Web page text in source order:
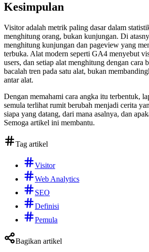
Kesimpulan
Visitor adalah metrik paling dasar dalam
menghitung orang, bukan kunjungan. Di
menghitung kunjungan dan pageview yang
terbuka. Alat modern seperti GA4 menyebut
users, dan setiap alat menghitung dengan cara
bacalah tren pada satu alat, bukan
antar alat.
Dengan memahami cara angka itu terbentuk,
semula terlihat rumit berubah menjadi cerita
siapa yang datang, dari mana asalnya, dan
Semoga artikel ini membantu.
Tag artikel
Visitor
Web Analytics
SEO
Definisi
Pemula
Bagikan artikel